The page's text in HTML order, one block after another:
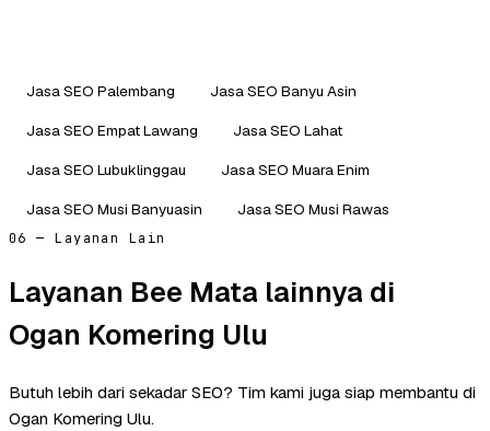
Jasa SEO Palembang
Jasa SEO Banyu Asin
Jasa SEO Empat Lawang
Jasa SEO Lahat
Jasa SEO Lubuklinggau
Jasa SEO Muara Enim
Jasa SEO Musi Banyuasin
Jasa SEO Musi Rawas
06 — Layanan Lain
Layanan Bee Mata lainnya di
Ogan Komering Ulu
Butuh lebih dari sekadar SEO? Tim kami juga siap membantu di
Ogan Komering Ulu.